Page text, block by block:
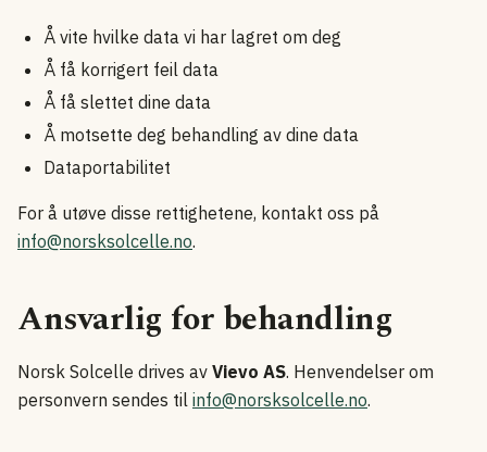
Å vite hvilke data vi har lagret om deg
Å få korrigert feil data
Å få slettet dine data
Å motsette deg behandling av dine data
Dataportabilitet
For å utøve disse rettighetene, kontakt oss på
info@norsksolcelle.no.
Ansvarlig for behandling
Norsk Solcelle drives av Vievo AS. Henvendelser om
personvern sendes til info@norsksolcelle.no.